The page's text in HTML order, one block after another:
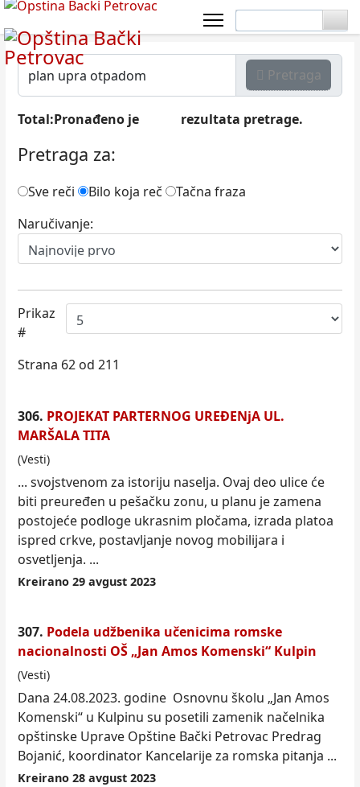
Pretraga
Total:Pronađeno je rezultata pretrage.
Pretraga za:
Sve reči Bilo koja reč
Tačna fraza
Naručivanje:
Prikaz
#
Strana 62 od 211
306. PROJEKAT PARTERNOG UREĐENјA UL.
MARŠALA TITA
(Vesti)
... svojstvenom za istoriju naselјa. Ovaj deo ulice će
biti preuređen u pešačku zonu, u planu je zamena
postojeće podloge ukrasnim pločama, izrada platoa
ispred crkve, postavlјanje novog mobilijara i
osvetlјenja. ...
Kreirano 29 avgust 2023
307. Podela udžbenika učenicima romske
nacionalnosti OŠ „Jan Amos Komenski“ Kulpin
(Vesti)
Dana 24.08.2023. godine Osnovnu školu „Jan Amos
Komenski“ u Kulpinu su posetili zamenik načelnika
opštinske Uprave Opštine Bački Petrovac Predrag
Bojanić, koordinator Kancelarije za romska pitanja ...
Kreirano 28 avgust 2023